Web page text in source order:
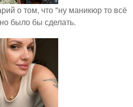
о том, что "ну маникюр то всё
было бы сделать.